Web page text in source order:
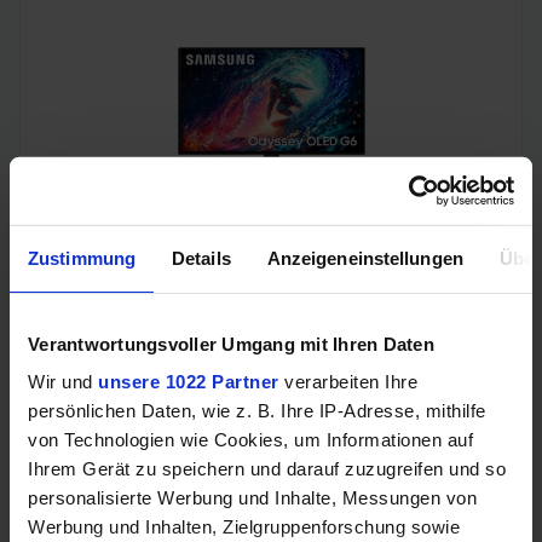
Zustimmung Details Anzeigeneinstellungen
Verantwortungsvoller Umgang mit Ihren Daten
Wir und unsere 1022 Partner verarbeiten Ihre
persönlichen Daten, wie z. B. Ihre IP-Adresse, mithilfe
von Technologien wie Cookies, um Informationen auf
Ihrem Gerät zu speichern und darauf zuzugreifen und so
personalisierte Werbung und Inhalte, Messungen von
Werbung und Inhalten, Zielgruppenforschung sowie
Samsung Odyssey OLED G6 (240Hz, WQHD, 27", QD-OLED,
FreeSync Premium, 99% DCI-P3)